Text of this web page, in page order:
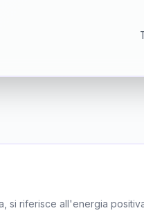
si riferisce all'energia